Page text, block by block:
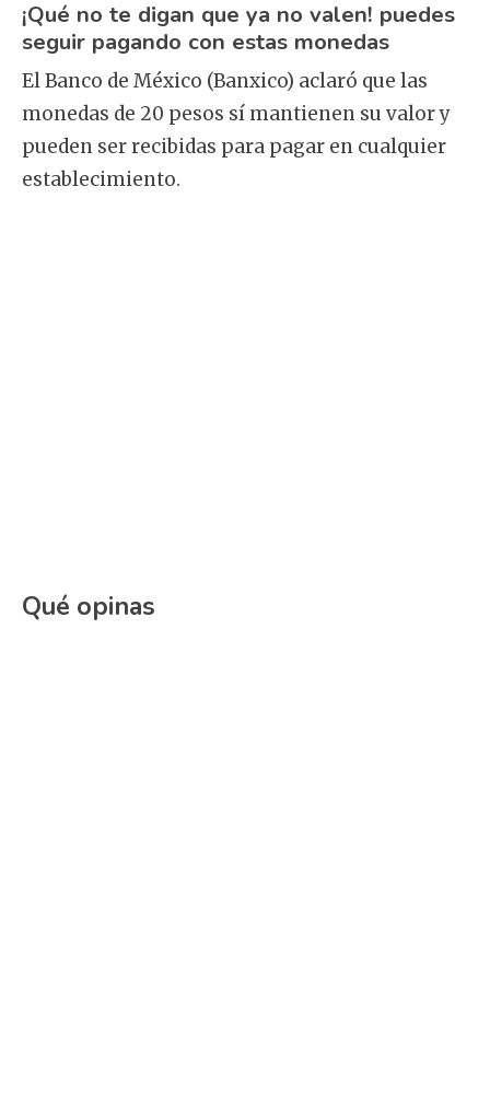
¡Qué no te digan que ya no valen! puedes
seguir pagando con estas monedas
El Banco de México (Banxico) aclaró que las
monedas de 20 pesos sí mantienen su valor y
pueden ser recibidas para pagar en cualquier
establecimiento.
Qué opinas